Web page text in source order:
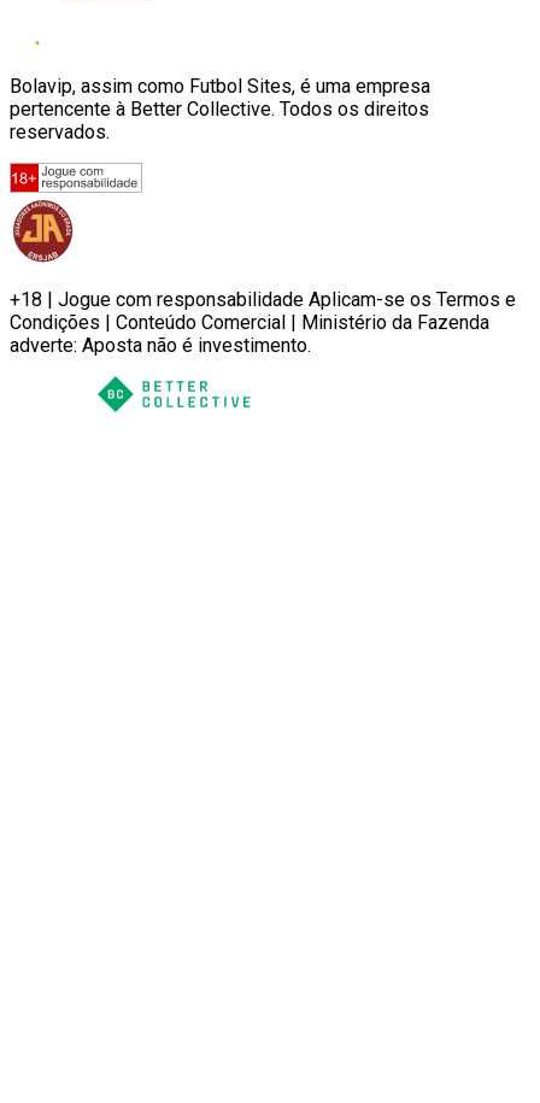
Bolavip, assim como Futbol Sites, é uma empresa
pertencente à Better Collective. Todos os direitos
reservados.
+18 | Jogue com responsabilidade Aplicam-se os Termos e
Condições | Conteúdo Comercial | Ministério da Fazenda
adverte: Aposta não é investimento.